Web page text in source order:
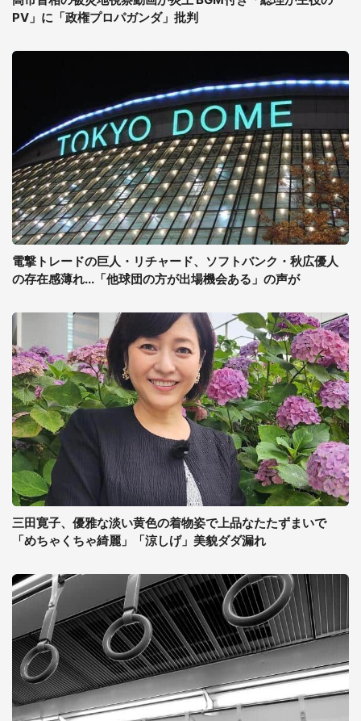
PV」に「政権プロパガンダ」批判
電撃トレードの巨人・リチャード、ソフトバンク・秋広優人
の存在感薄れ...「他球団の方が出場機会ある」の声が
三田寛子、優雅な淡い黄色の着物姿で上品なたたずまいで
「めちゃくちゃ綺麗」「涼しげ」美貌ダダ漏れ